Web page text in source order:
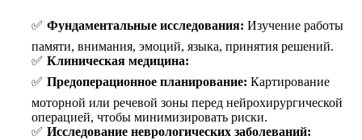
Фундаментальные исследования: Изучение работы
памяти, внимания, эмоций, языка, принятия решений.
Клиническая медицина:
Предоперационное планирование: Картирование
моторной или речевой зоны перед нейрохирургической
операцией, чтобы минимизировать риски.
Исследование неврологических заболеваний: